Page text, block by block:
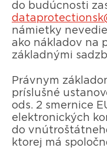
do budúcnosti
námietky
ako nákladov na
základnými
Právnym
príslušné
ods. 2 smernice
elektronických
do
ktorej má